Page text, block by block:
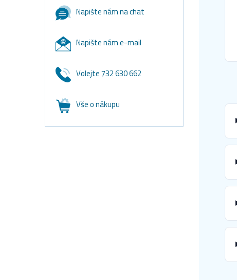
Napište nám na chat
Napište nám e-mail
Volejte 732 630 662
Vše o nákupu